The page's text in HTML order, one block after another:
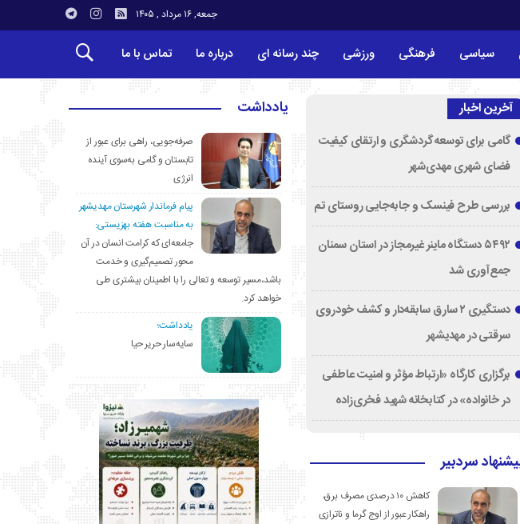
جمعه, ۱۶ مرداد , ۱۴۰۵
سیاسی فرهنگی ورزشی چند رسانه ای درباره ما تماس با ما
آخرین اخبار
گامی برای توسعه گردشگری و ارتقای کیفیت
فضای شهری مهدی‌شهر
بررسی طرح فینسک و جابه‌جایی روستای تم
۵۴۹۲ دستگاه ماینر غیرمجاز در استان سمنان
جمع‌آوری شد
دستگیری ۲ سارق سابقه‌دار و کشف خودروی
سرقتی در مهدیشهر
برگزاری کارگاه «ارتباط مؤثر و امنیت عاطفی
در خانواده» در کتابخانه شهید فخری‌زاده
سردبیر
کاهش ۱۰ درصدی مصرف برق،
راهکار عبور از اوج گرما و ناترازی
یادداشت
صرفه‌جویی، راهی برای عبور از
تابستان و گامی به‌سوی آینده
انرژی
پیام فرماندار شهرستان مهدیشهر
به مناسبت هفته بهزیستی:
جامعه‌ای که کرامت انسان در آن
محور تصمیم‌گیری و خدمت
باشد،مسیر توسعه و تعالی را با اطمینان بیشتری طی
خواهد کرد.
یادداشت؛
سایه‌سار حریر حیا